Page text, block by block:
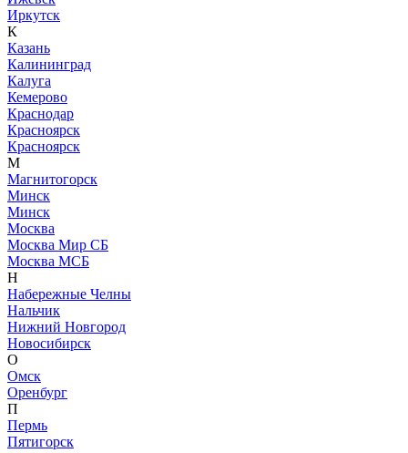
Иркутск
К
Казань
Калининград
Калуга
Кемерово
Краснодар
Красноярск
Красноярск
М
Магнитогорск
Минск
Минск
Москва
Москва Мир СБ
Москва МСБ
Н
Набережные Челны
Нальчик
Нижний Новгород
Новосибирск
О
Омск
Оренбург
П
Пермь
Пятигорск